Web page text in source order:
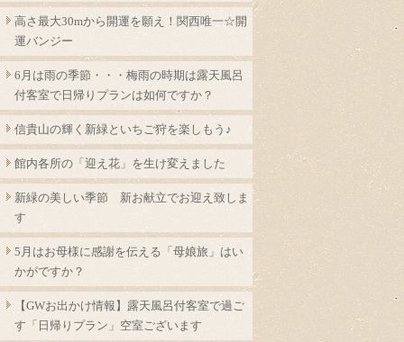
高さ最大30mから開運を願え！関西唯一☆開
運バンジー
6月は雨の季節・・・梅雨の時期は露天風呂
付客室で日帰りプランは如何ですか？
信貴山の輝く新緑といちご狩を楽しもう♪
館内各所の「迎え花」を生け変えました
新緑の美しい季節 新お献立でお迎え致しま
す
5月はお母様に感謝を伝える「母娘旅」はい
かがですか？
【GWお出かけ情報】露天風呂付客室で過ご
す「日帰りプラン」空室ございます